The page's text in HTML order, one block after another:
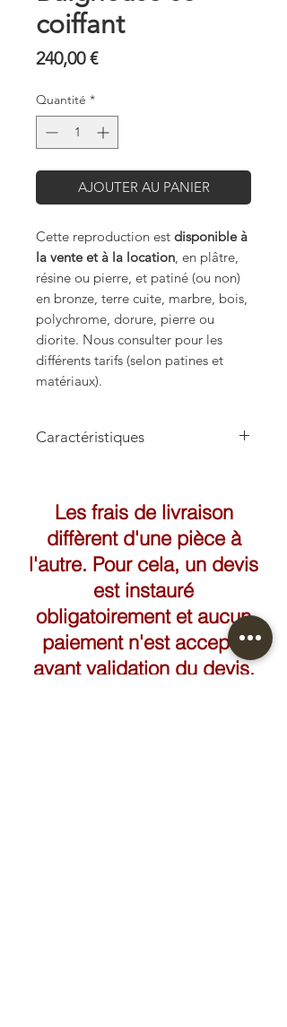
coiffant
240,00 €Prix
Quantité *
AJOUTER AU PANIER
Cette reproduction est disponible à
la vente et à la location, en plâtre,
résine ou pierre, et patiné (ou non)
en bronze, terre cuite, marbre, bois,
polychrome, dorure, pierre ou
diorite. Nous consulter pour les
différents tarifs (selon patines et
matériaux).
Caractéristiques
Les frais de livraison
diffèrent d'une pièce à
l'autre. Pour cela, un devis
est instauré
obligatoirement et aucun
paiement n'est accepté
avant validation du devis.